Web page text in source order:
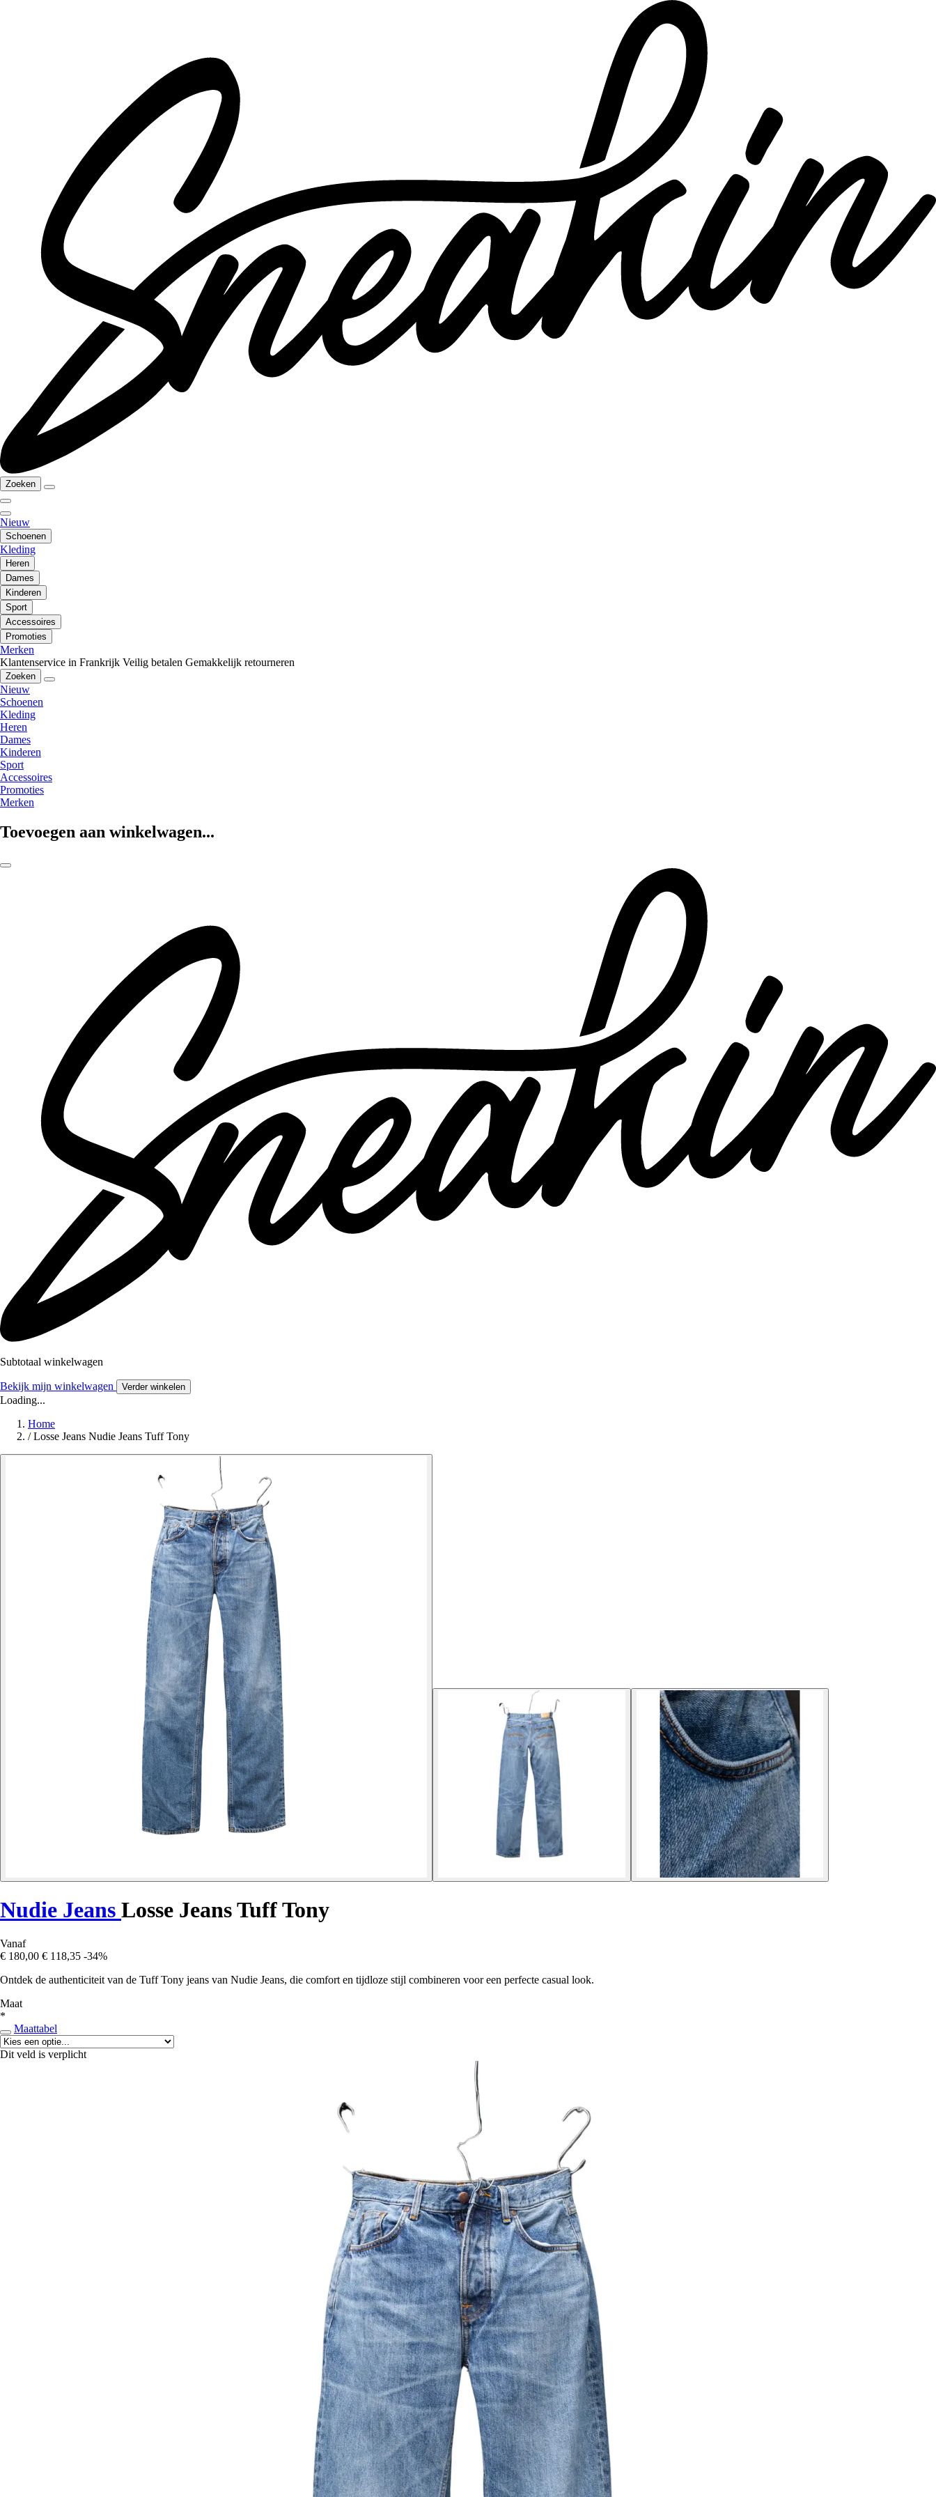
Zoeken
Nieuw
Schoenen
Kleding
Heren
Dames
Kinderen
Sport
Accessoires
Promoties
Merken
Klantenservice in Frankrijk Veilig betalen Gemakkelijk retourneren
Zoeken
Nieuw
Schoenen
Kleding
Heren
Dames
Kinderen
Sport
Accessoires
Promoties
Merken
Toevoegen aan winkelwagen...
Subtotaal winkelwagen
Bekijk mijn winkelwagen Verder winkelen
Loading...
Home
/ Losse Jeans Nudie Jeans Tuff Tony
Nudie Jeans Losse Jeans Tuff Tony
Vanaf
€ 180,00 € 118,35 -34%
Ontdek de authenticiteit van de Tuff Tony jeans van Nudie Jeans, die comfort en tijdloze stijl combineren voor een perfecte casual look.
Maat
*
Maattabel
Dit veld is verplicht